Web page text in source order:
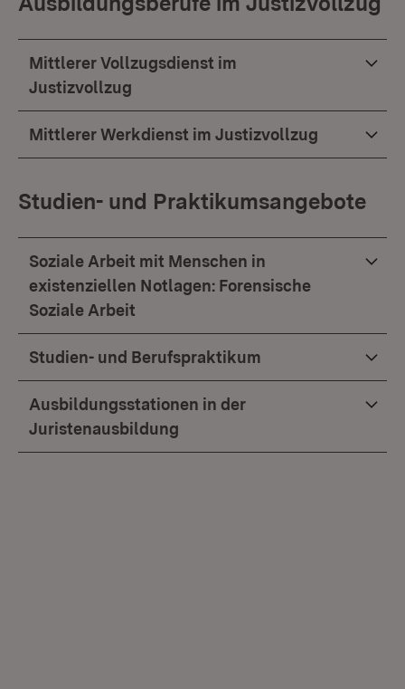
Mittlerer Vollzugsdienst im
Justizvollzug
Mittlerer Werkdienst im Justizvollzug
Studien- und Praktikumsangebote
Soziale Arbeit mit Menschen in
existenziellen Notlagen: Forensische
Soziale Arbeit
Studien- und Berufspraktikum
Ausbildungsstationen in der
Juristenausbildung